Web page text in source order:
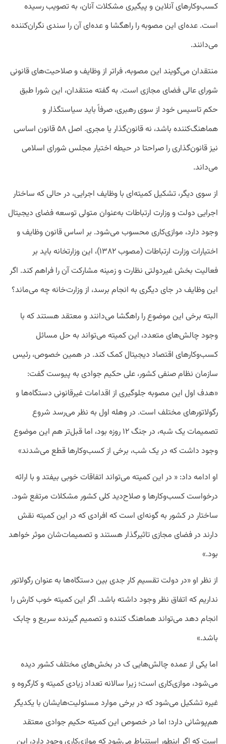
کسب‌وکارهای آنلاین و پیگیری مشکلات آنان، به تصویب رسیده
است. عده‌ای این مصوبه را راهگشا و عده‌ای آن را سندی نگران‌کننده
می‌دانند.
منتقدان می‌گویند این مصوبه، فراتر از وظایف و صلاحیت‌های قانونی
شورای عالی فضای مجازی است. به گفته منتقدان، این شورا طبق
حکم تاسیس خود از سوی رهبری، صرفاً باید سیاستگذار و
هماهنگ‌کننده باشد، نه قانون‌گذار یا مجری. اصل ۵۸ قانون اساسی
نیز قانون‌گذاری را صراحتا در حیطه اختیار مجلس شورای اسلامی
می‌داند.
از سوی دیگر، تشکیل کمیته‌ای با وظایف اجرایی، در حالی که ساختار
اجرایی دولت و وزارت ارتباطات به‌عنوان متولی توسعه فضای دیجیتال
وجود دارد، موازی‌کاری محسوب می‌شود. بر اساس قانون وظایف و
اختیارات وزارت ارتباطات (مصوب ۱۳۸۲)، این وزارتخانه باید بر
فعالیت بخش غیردولتی نظارت و زمینه مشارکت آن را فراهم کند. اگر
این وظایف در جای دیگری به انجام برسد، از وزارت‌خانه چه می‌ماند؟
البته برخی این موضوع را راهگشا می‌دانند و معتقد هستند که با
وجود چالش‌های متعدد، این کمیته می‌تواند به حل مسائل
کسب‌وکارهای اقتصاد دیجیتال کمک کند. در همین خصوص، رئیس
سازمان نظام صنفی کشور، علی حکیم جوادی به پیوست گفت:
«هدف اول این مصوبه جلوگیری از اقدامات غیرقانونی دستگاه‌ها و
رگولاتورهای مختلف است. در وهله اول به نظر می‌رسد شروع
تصمیمات یک شبه، در جنگ ۱۲ روزه بود، اما قبل‌تر هم این موضوع
وجود داشت که در یک شب، برخی از کسب‌و‌کارها قطع می‌شدند»
او ادامه داد: « در این کمیته می‌تواند اتفاقات خوبی بیفتد و با ارائه
درخواست کسب‌وکارها و صلاح‌دید کلی کشور مشکلات مرتفع شود.
ساختار در کشور به گونه‌ای است که افرادی که در این کمیته نقش
دارند در فضای مجازی تاثیرگذار هستند و تصمیمات‌شان موثر خواهد
بود.»
از نظر او «در دولت تقسیم کار جدی بین دستگاه‌ها به عنوان رگولاتور
نداریم که اتفاق نظر وجود داشته باشد. اگر این کمیته خوب کارش را
انجام دهد می‌تواند هماهنگ کننده و تصمیم گیرنده سریع و چابک
باشد.»
اما یکی از عمده‌ چالش‌هایی ک در بخش‌های مختلف کشور دیده
می‌شود، موازی‌کاری است؛ زیرا سالانه تعداد زیادی کمیته و کارگروه و
غیره تشکیل می‌شود که در برخی موارد مسئولیت‌هایشان با یکدیگر
هم‌پوشانی دارد؛ اما در خصوص این کمیته حکیم جوادی معتقد